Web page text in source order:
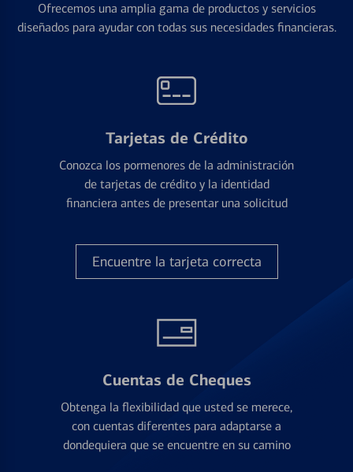
Ofrecemos una amplia gama de productos y servicios
diseñados para ayudar con todas sus necesidades financieras.
Tarjetas de Crédito
Conozca los pormenores de la administración
de tarjetas de crédito y la identidad
financiera antes de presentar una solicitud
Encuentre la tarjeta correcta
Cuentas de Cheques
Obtenga la flexibilidad que usted se merece,
con cuentas diferentes para adaptarse a
dondequiera que se encuentre en su camino